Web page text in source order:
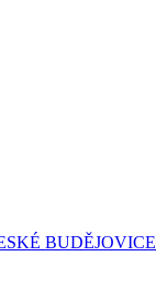
BUDĚJOVICE